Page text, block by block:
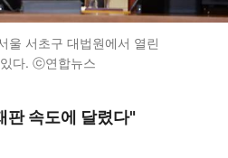
울 서초구 대법원에서 열린
다. ⓒ연합뉴스
판 속도에 달렸다"